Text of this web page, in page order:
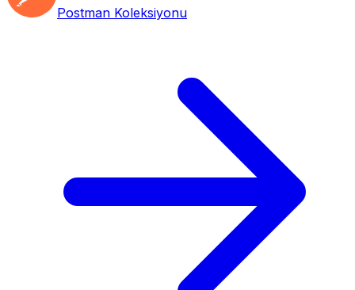
Postman Koleksiyonu